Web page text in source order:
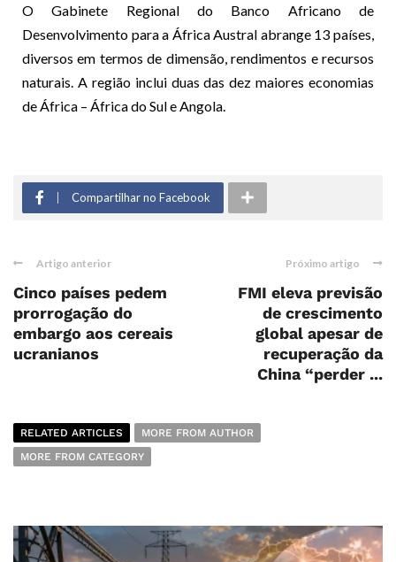
O Gabinete Regional do Banco Africano de
Desenvolvimento para a África Austral abrange 13 países,
diversos em termos de dimensão, rendimentos e recursos
naturais. A região inclui duas das dez maiores economias
de África – África do Sul e Angola.
Compartilhar no Facebook
Artigo anterior
Cinco países pedem
prorrogação do
embargo aos cereais
ucranianos
Próximo artigo
FMI eleva previsão
de crescimento
global apesar de
recuperação da
China “perder ...
RELATED ARTICLES
MORE FROM AUTHOR
MORE FROM CATEGORY